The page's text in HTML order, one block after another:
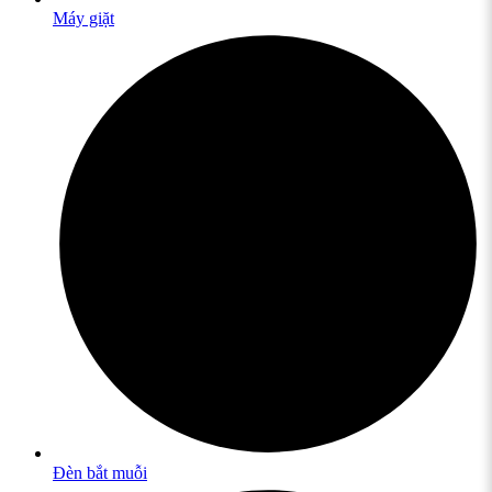
Máy giặt
Đèn bắt muỗi